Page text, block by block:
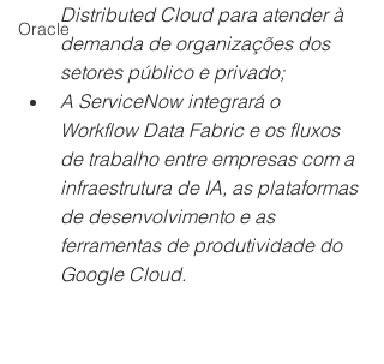
Oracle
Distributed Cloud para atender à
demanda de organizações dos
setores público e privado;
A ServiceNow integrará o
Workflow Data Fabric e os fluxos
de trabalho entre empresas com a
infraestrutura de IA, as plataformas
de desenvolvimento e as
ferramentas de produtividade do
Google Cloud.